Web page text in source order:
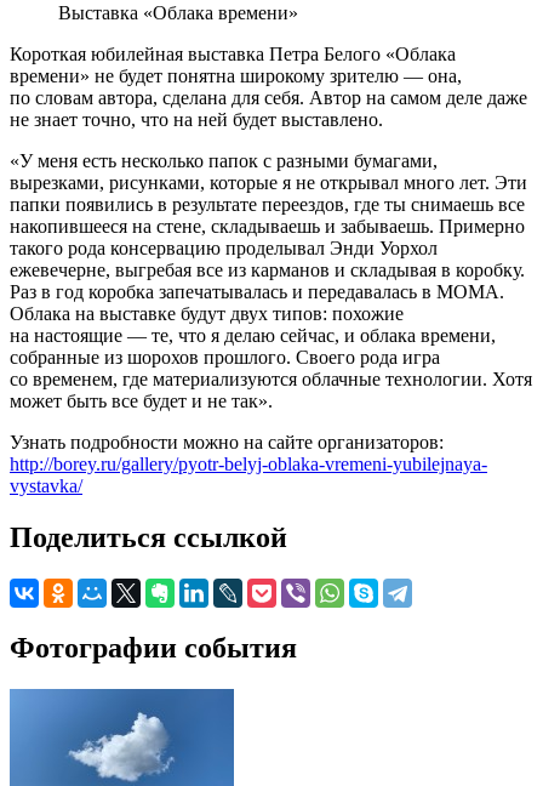
Выставка «Облака времени»
Короткая юбилейная выставка Петра Белого «Облака
времени» не будет понятна широкому зрителю — она,
по словам автора, сделана для себя. Автор на самом деле даже
не знает точно, что на ней будет выставлено.
«У меня есть несколько папок с разными бумагами,
вырезками, рисунками, которые я не открывал много лет. Эти
папки появились в результате переездов, где ты снимаешь все
накопившееся на стене, складываешь и забываешь. Примерно
такого рода консервацию проделывал Энди Уорхол
ежевечерне, выгребая все из карманов и складывая в коробку.
Раз в год коробка запечатывалась и передавалась в МОМА.
Облака на выставке будут двух типов: похожие
на настоящие — те, что я делаю сейчас, и облака времени,
собранные из шорохов прошлого. Своего рода игра
со временем, где материализуются облачные технологии. Хотя
может быть все будет и не так».
Узнать подробности можно на сайте организаторов:
http://borey.ru/gallery/pyotr-belyj-oblaka-vremeni-yubilejnaya-
vystavka/
Поделиться ссылкой
Фотографии события